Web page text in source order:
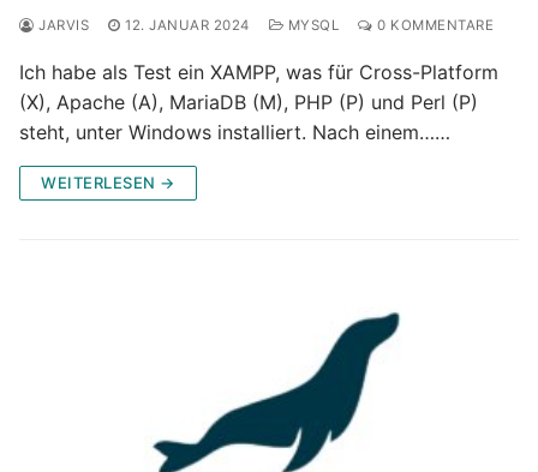
JARVIS 12. JANUAR 2024 MYSQL 0 KOMMENTARE
Ich habe als Test ein XAMPP, was für Cross-Platform
(X), Apache (A), MariaDB (M), PHP (P) und Perl (P)
steht, unter Windows installiert. Nach einem……
WEITERLESEN →